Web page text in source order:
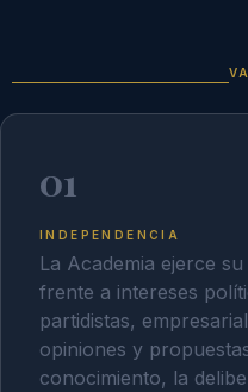
01
INDEPENDENCIA
La Academia ejerce
frente a intereses
partidistas,
opiniones y
conocimiento, la